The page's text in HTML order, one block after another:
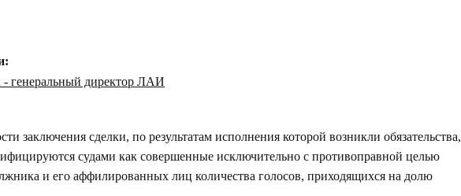
генеральный директор ЛАИ
заключения сделки, по результатам исполнения которой возникли обязательства,
судами как совершенные исключительно с противоправной целью
и его аффилированных лиц количества голосов, приходящихся на долю